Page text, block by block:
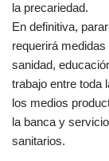
la precariedad.
En definitiva,
requerirá
sanidad,
trabajo entre toda
los medios
la banca y
sanitarios.